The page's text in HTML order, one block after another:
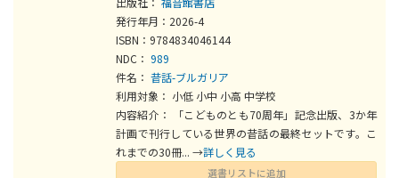
発行年月：2026-4
ISBN：9784834046144
NDC： 989
件名： 昔話-ブルガリア
利用対象： 小低 小中 小高 中学校
内容紹介： 「こどものとも70周年」記念出版、3か年
計画で刊行している世界の昔話の最終セットです。こ
れまでの30冊... →詳しく見る
選書リストに追加